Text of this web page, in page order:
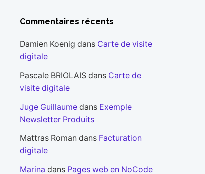
Commentaires récents
Damien Koenig dans Carte de visite
digitale
Pascale BRIOLAISdans Carte de
visite digitale
Juge Guillaumedans Exemple
Newsletter Produits
Mattras Roman dans Facturation
digitale
Marina dans Pages web en NoCode